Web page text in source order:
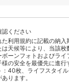
認ください
利用規約に記載の納入
天候等により、当該枚
ボーンフォトおよびライ
の安全を最優先に進行
：40枚、ライフスタイ
ります。